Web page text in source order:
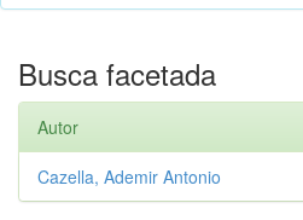
Busca facetada
Autor
Cazella, Ademir Antonio